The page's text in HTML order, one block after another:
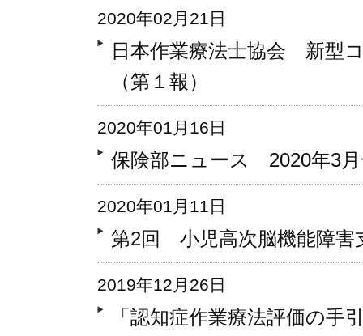
2020年02月21日
日本作業療法士協会 新型
（第１報）
2020年01月16日
保険部ニュース 2020年3
2020年01月11日
第2回 小児高次脳機能障害
2019年12月26日
「認知症作業療法評価の